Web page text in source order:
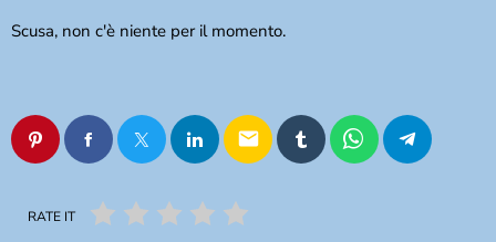
Scusa, non c'è niente per il momento.
email
RATE IT